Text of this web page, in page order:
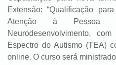
Extensão: “Qualificação
Atenção à Pessoa
Neurodesenvolvimento,
Espectro do Autismo (TEA)
online. O curso será